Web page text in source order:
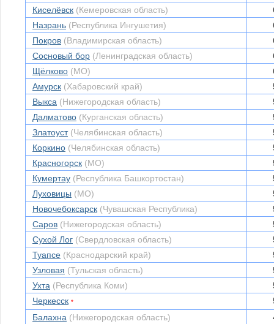
Киселёвск (Кемеровская область)
Назрань (Республика Ингушетия)
Покров (Владимирская область)
Сосновый бор (Ленинградская область)
Щёлково (МО)
Амурск (Хабаровский край)
Выкса (Нижегородская область)
Далматово (Курганская область)
Златоуст (Челябинская область)
Коркино (Челябинская область)
Красногорск (МО)
Кумертау (Республика Башкортостан)
Луховицы (МО)
Новочебоксарск (Чувашская Республика)
Саров (Нижегородская область)
Сухой Лог (Свердловская область)
Туапсе (Краснодарский край)
Узловая (Тульская область)
Ухта (Республика Коми)
Черкесск *
Балахна (Нижегородская область)